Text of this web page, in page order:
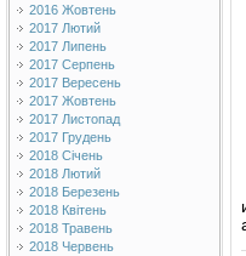
2016 Жовтень
2017 Лютий
2017 Липень
2017 Серпень
2017 Вересень
2017 Жовтень
2017 Листопад
2017 Грудень
2018 Січень
2018 Лютий
2018 Березень
2018 Квітень
2018 Травень
2018 Червень